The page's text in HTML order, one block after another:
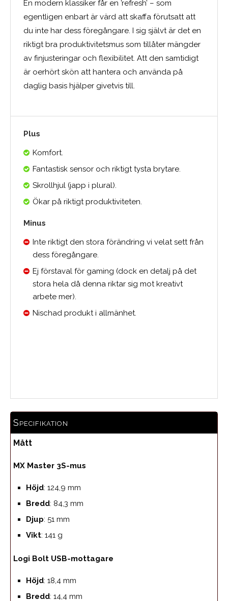
En modern klassiker får en ’refresh’ – som
egentligen enbart är värd att skaffa förutsatt att
du inte har dess föregångare. I sig självt är det en
riktigt bra produktivitetsmus som tillåter mängder
av finjusteringar och flexibilitet. Att den samtidigt
är oerhört skön att hantera och använda på
daglig basis hjälper givetvis till.
Plus
Komfort.
Fantastisk sensor och riktigt tysta brytare.
Skrollhjul (japp i plural).
Ökar på riktigt produktiviteten.
Minus
Inte riktigt den stora förändring vi velat sett från
dess föregångare.
Ej förstaval för gaming (dock en detalj på det
stora hela då denna riktar sig mot kreativt
arbete mer).
Nischad produkt i allmänhet.
Specifikation
Mått
MX Master 3S-mus
Höjd: 124,9 mm
Bredd: 84,3 mm
Djup: 51 mm
Vikt: 141 g
Logi Bolt USB-mottagare
Höjd: 18,4 mm
Bredd: 14,4 mm